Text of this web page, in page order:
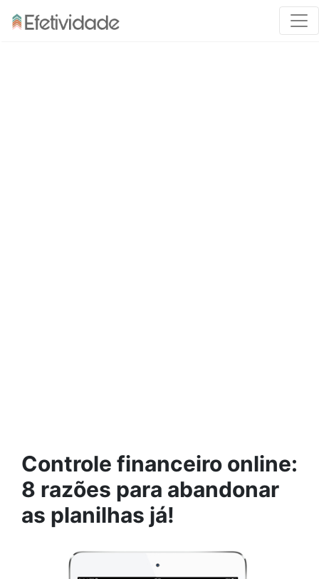
Controle financeiro online:
8 razões para abandonar
as planilhas já!